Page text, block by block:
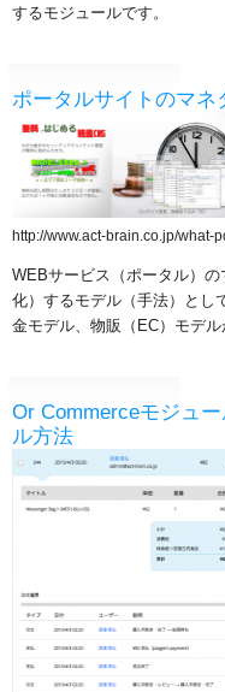
するモジュールです。
ポータルサイトのマネ
http://www.act-brain.co.jp/what-
WEBサービス（ポータル）の
化）するモデル（手法）とし
金モデル、物販（EC）モデル
Or Commerceモジュ
ル方法